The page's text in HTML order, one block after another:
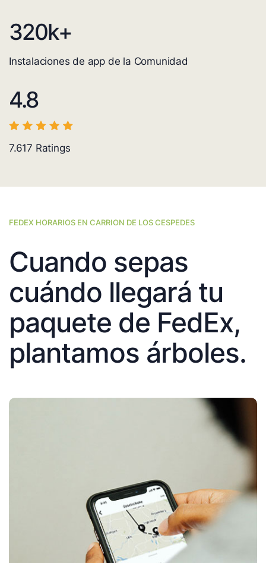
320k+
Instalaciones de app de la Comunidad
4.8
7.617 Ratings
FEDEX HORARIOS EN CARRION DE LOS CESPEDES
Cuando sepas
cuándo llegará tu
paquete de FedEx,
plantamos árboles.